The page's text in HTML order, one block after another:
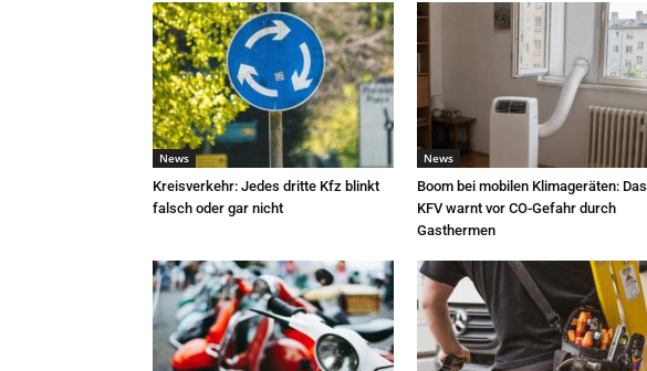
News
Kreisverkehr: Jedes dritte Kfz blinkt
falsch oder gar nicht
News
Boom bei mobilen Klimageräten: Das
KFV warnt vor CO-Gefahr durch
Gasthermen